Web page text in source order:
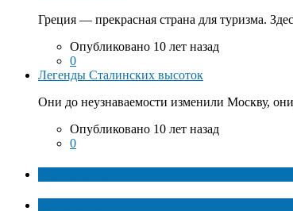
Греция — прекрасная страна для туризма.
Опубликовано 10 лет назад
0
Легенды Сталинских высоток
Они до неузнаваемости изменили Москву,
Опубликовано 10 лет назад
0